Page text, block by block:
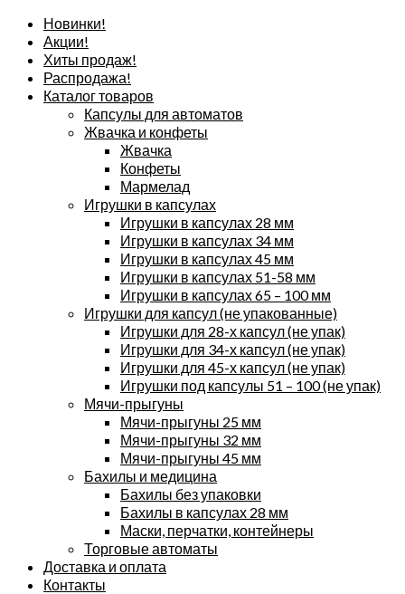
Новинки!
Акции!
Хиты продаж!
Распродажа!
Каталог товаров
Капсулы для автоматов
Жвачка и конфеты
Жвачка
Конфеты
Мармелад
Игрушки в капсулах
Игрушки в капсулах 28 мм
Игрушки в капсулах 34 мм
Игрушки в капсулах 45 мм
Игрушки в капсулах 51-58 мм
Игрушки в капсулах 65 – 100 мм
Игрушки для капсул (не упакованные)
Игрушки для 28-х капсул (не упак)
Игрушки для 34-х капсул (не упак)
Игрушки для 45-х капсул (не упак)
Игрушки под капсулы 51 – 100 (не упак)
Мячи-прыгуны
Мячи-прыгуны 25 мм
Мячи-прыгуны 32 мм
Мячи-прыгуны 45 мм
Бахилы и медицина
Бахилы без упаковки
Бахилы в капсулах 28 мм
Маски, перчатки, контейнеры
Торговые автоматы
Доставка и оплата
Контакты